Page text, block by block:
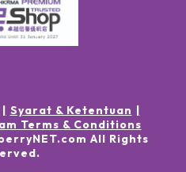
Syarat & Ketentuan
Terms & Conditions
All Rights
.